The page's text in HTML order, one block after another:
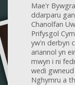
Mae'r
ddarparu
Chanolfan
Prifysgol
yw'n derbyn
ariannol yn
mwyn i ni
wedi
Nghymru a